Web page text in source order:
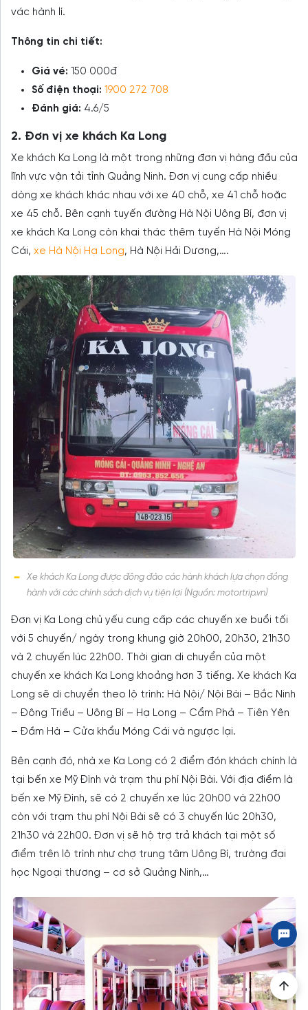
vác hành lí.
Thông tin chi tiết:
Giá vé: 150 000đ
Số điện thoại: 1900 272 708
Đánh giá: 4.6/5
2. Đơn vị xe khách Ka Long
Xe khách Ka Long là một trong những đơn vị hàng đầu của
lĩnh vực vận tải tỉnh Quảng Ninh. Đơn vị cung cấp nhiều
dòng xe khách khác nhau với xe 40 chỗ, xe 41 chỗ hoặc
xe 45 chỗ. Bên cạnh tuyến đường Hà Nội Uông Bí, đơn vị
xe khách Ka Long còn khai thác thêm tuyến Hà Nội Móng
Cái, xe Hà Nội Hạ Long, Hà Nội Hải Dương,….
Xe khách Ka Long được đông đảo các hành khách lựa chọn đồng
hành với các chính sách dịch vụ tiện lợi (Nguồn: motortrip.vn)
Đơn vị Ka Long chủ yếu cung cấp các chuyến xe buổi tối
với 5 chuyến/ ngày trong khung giờ 20h00, 20h30, 21h30
và 2 chuyến lúc 22h00. Thời gian di chuyển của một
chuyến xe khách Ka Long khoảng hơn 3 tiếng. Xe khách Ka
Long sẽ di chuyển theo lộ trình: Hà Nội/ Nội Bài – Bắc Ninh
– Đông Triều – Uông Bí – Hạ Long – Cẩm Phả – Tiên Yên
– Đầm Hà – Cửa khẩu Móng Cái và ngược lại.
Bên cạnh đó, nhà xe Ka Long có 2 điểm đón khách chính là
tại bến xe Mỹ Đình và trạm thu phí Nội Bài. Với địa điểm là
bến xe Mỹ Đình, sẽ có 2 chuyến xe lúc 20h00 và 22h00
còn với trạm thu phí Nội Bài sẽ có 3 chuyến lúc 20h30,
21h30 và 22h00. Đơn vị sẽ hộ trợ trả khách tại một số
điểm trên lộ trình như chợ trung tâm Uông Bí, trường đại
học Ngoại thương – cơ sở Quảng Ninh,…